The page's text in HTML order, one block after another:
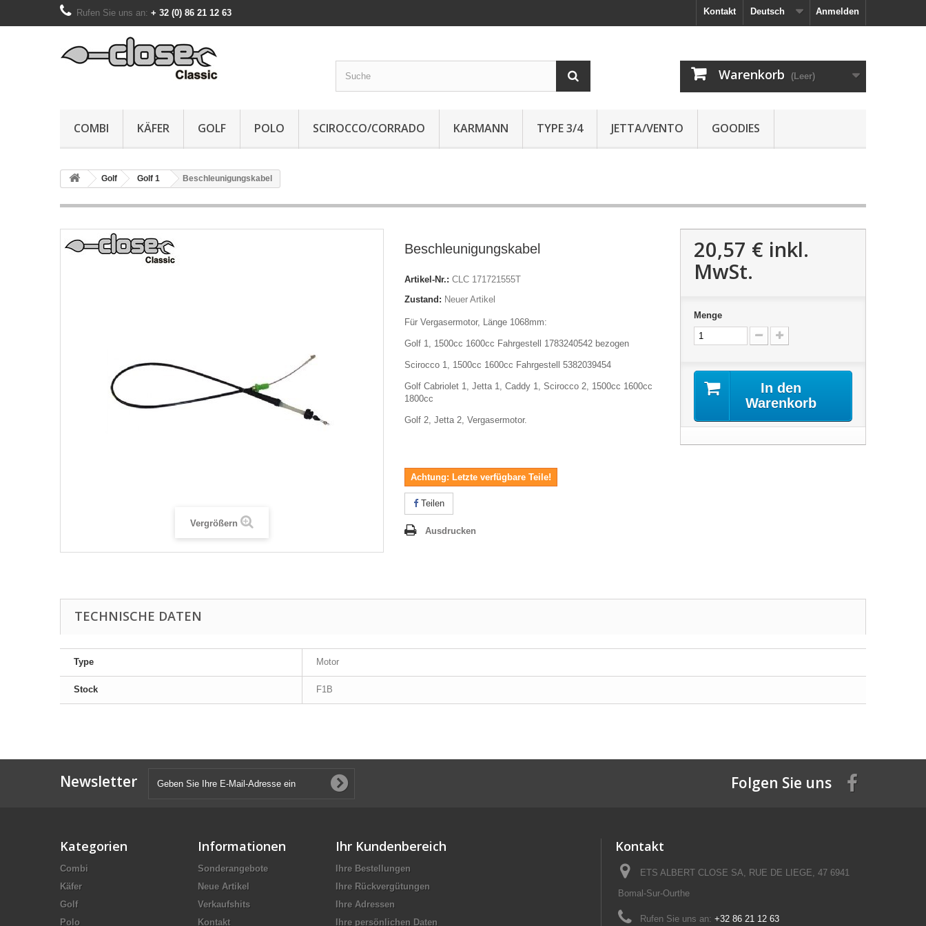
Anmelden
Deutsch
Kontakt
Rufen Sie uns an: + 32 (0) 86 21 12 63
Warenkorb (Leer)
COMBI KÄFER GOLF POLO SCIROCCO/CORRADO KARMANN TYPE 3/4 JETTA/VENTO GOODIES
Golf Golf 1 Beschleunigungskabel
Vergrößern
Beschleunigungskabel
Artikel-Nr.: CLC 171721555T
Zustand: Neuer Artikel
Für Vergasermotor, Länge 1068mm:
Golf 1, 1500cc 1600cc Fahrgestell 1783240542 bezogen
Scirocco 1, 1500cc 1600cc Fahrgestell 5382039454
Golf Cabriolet 1, Jetta 1, Caddy 1, Scirocco 2, 1500cc 1600cc
1800cc
Golf 2, Jetta 2, Vergasermotor.
Achtung: Letzte verfügbare Teile!
Teilen
Ausdrucken
20,57 € inkl.
MwSt.
Menge
In den
Warenkorb
TECHNISCHE DATEN
Type Motor
Stock F1B
Newsletter Folgen Sie uns
Kategorien
Combi
Käfer
Golf
Polo
Informationen
Sonderangebote
Neue Artikel
Verkaufshits
Kontakt
Ihr Kundenbereich
Ihre Bestellungen
Ihre Rückvergütungen
Ihre Adressen
Ihre persönlichen Daten
Kontakt
ETS ALBERT CLOSE SA, RUE DE LIEGE, 47 6941
Bomal-Sur-Ourthe
Rufen Sie uns an: +32 86 21 12 63